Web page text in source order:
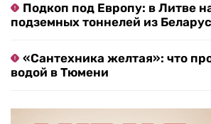
Подкоп под Европу: в Литве
подземных тоннелей из
«Сантехника желтая»: что
водой в Тюмени